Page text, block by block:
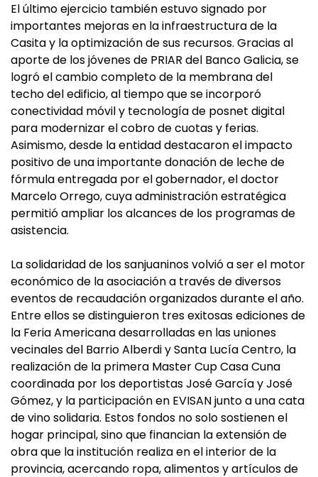
El último ejercicio también estuvo signado por
importantes mejoras en la infraestructura de la
Casita y la optimización de sus recursos. Gracias al
aporte de los jóvenes de PRIAR del Banco Galicia, se
logró el cambio completo de la membrana del
techo del edificio, al tiempo que se incorporó
conectividad móvil y tecnología de posnet digital
para modernizar el cobro de cuotas y ferias.
Asimismo, desde la entidad destacaron el impacto
positivo de una importante donación de leche de
fórmula entregada por el gobernador, el doctor
Marcelo Orrego, cuya administración estratégica
permitió ampliar los alcances de los programas de
asistencia.
La solidaridad de los sanjuaninos volvió a ser el motor
económico de la asociación a través de diversos
eventos de recaudación organizados durante el año.
Entre ellos se distinguieron tres exitosas ediciones de
la Feria Americana desarrolladas en las uniones
vecinales del Barrio Alberdi y Santa Lucía Centro, la
realización de la primera Master Cup Casa Cuna
coordinada por los deportistas José García y José
Gómez, y la participación en EVISAN junto a una cata
de vino solidaria. Estos fondos no solo sostienen el
hogar principal, sino que financian la extensión de
obra que la institución realiza en el interior de la
provincia, acercando ropa, alimentos y artículos de